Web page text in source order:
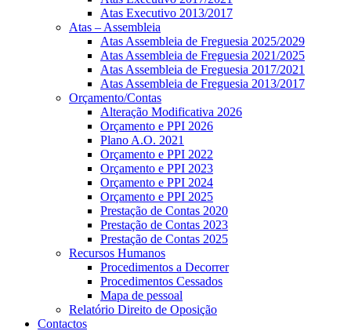
Atas Executivo 2013/2017
Atas – Assembleia
Atas Assembleia de Freguesia 2025/2029
Atas Assembleia de Freguesia 2021/2025
Atas Assembleia de Freguesia 2017/2021
Atas Assembleia de Freguesia 2013/2017
Orçamento/Contas
Alteração Modificativa 2026
Orçamento e PPI 2026
Plano A.O. 2021
Orçamento e PPI 2022
Orçamento e PPI 2023
Orçamento e PPI 2024
Orçamento e PPI 2025
Prestação de Contas 2020
Prestação de Contas 2023
Prestação de Contas 2025
Recursos Humanos
Procedimentos a Decorrer
Procedimentos Cessados
Mapa de pessoal
Relatório Direito de Oposição
Contactos